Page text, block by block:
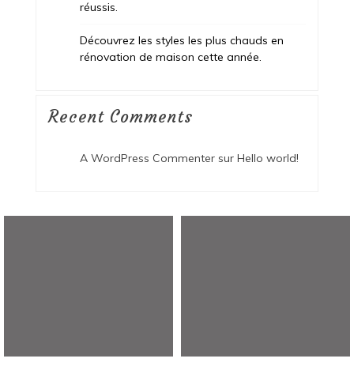
réussis.
Découvrez les styles les plus chauds en
rénovation de maison cette année.
Recent Comments
A WordPress Commentersur Hello world!